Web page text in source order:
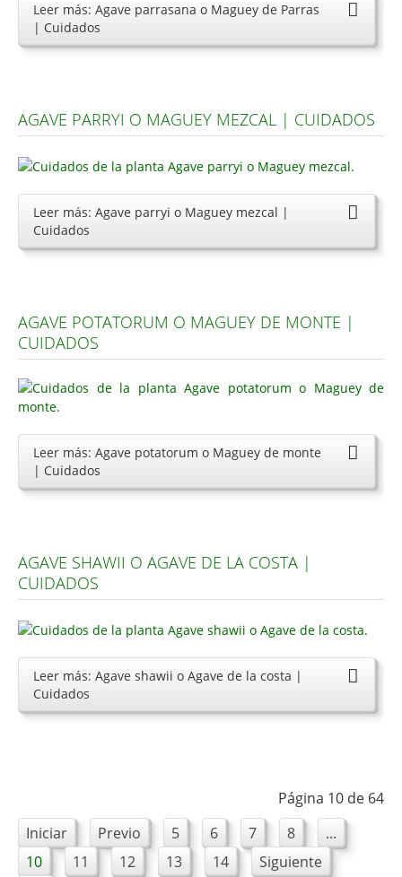
Leer más: Agave parrasana o Maguey de Parras
| Cuidados
AGAVE PARRYI O MAGUEY MEZCAL | CUIDADOS
Leer más: Agave parryi o Maguey mezcal |
Cuidados
AGAVE POTATORUM O MAGUEY DE MONTE |
CUIDADOS
Leer más: Agave potatorum o Maguey de monte
| Cuidados
AGAVE SHAWII O AGAVE DE LA COSTA |
CUIDADOS
Leer más: Agave shawii o Agave de la costa |
Cuidados
Página 10 de 64
Iniciar
Previo 5 6 7 8
...
10
11 12 13 14 Siguiente